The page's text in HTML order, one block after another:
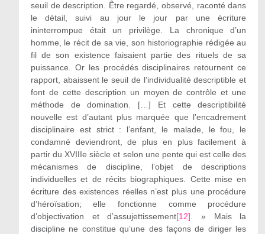
seuil de description. Être regardé, observé, raconté dans
le détail, suivi au jour le jour par une écriture
ininterrompue était un privilège. La chronique d’un
homme, le récit de sa vie, son historiographie rédigée au
fil de son existence faisaient partie des rituels de sa
puissance. Or les procédés disciplinaires retournent ce
rapport, abaissent le seuil de l’individualité descriptible et
font de cette description un moyen de contrôle et une
méthode de domination. […] Et cette descriptibilité
nouvelle est d’autant plus marquée que l’encadrement
disciplinaire est strict : l’enfant, le malade, le fou, le
condamné deviendront, de plus en plus facilement à
partir du XVIIIe siècle et selon une pente qui est celle des
mécanismes de discipline, l’objet de descriptions
individuelles et de récits biographiques. Cette mise en
écriture des existences réelles n’est plus une procédure
d’héroïsation; elle fonctionne comme procédure
d’objectivation et d’assujettissement[12] . » Mais la
discipline ne constitue qu’une des façons de diriger les